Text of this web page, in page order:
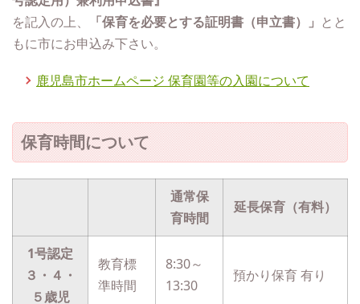
を記入の上、
「保育を必要とする証明書（申立書）」 とと
もに市にお申込み下さい。
鹿児島市ホームページ 保育園等の入園について
保育時間について
通常保
育時間
延長保育（有料）
1号認定
３・４・
５歳児
教育標
準時間
8:30～
13:30
預かり保育 有り